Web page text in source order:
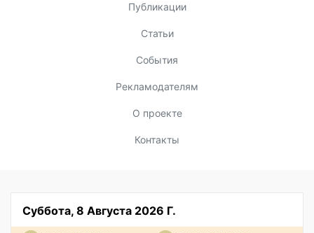
Публикации
Статьи
События
Рекламодателям
О проекте
Контакты
Суббота, 8 Августа 2026 Г.